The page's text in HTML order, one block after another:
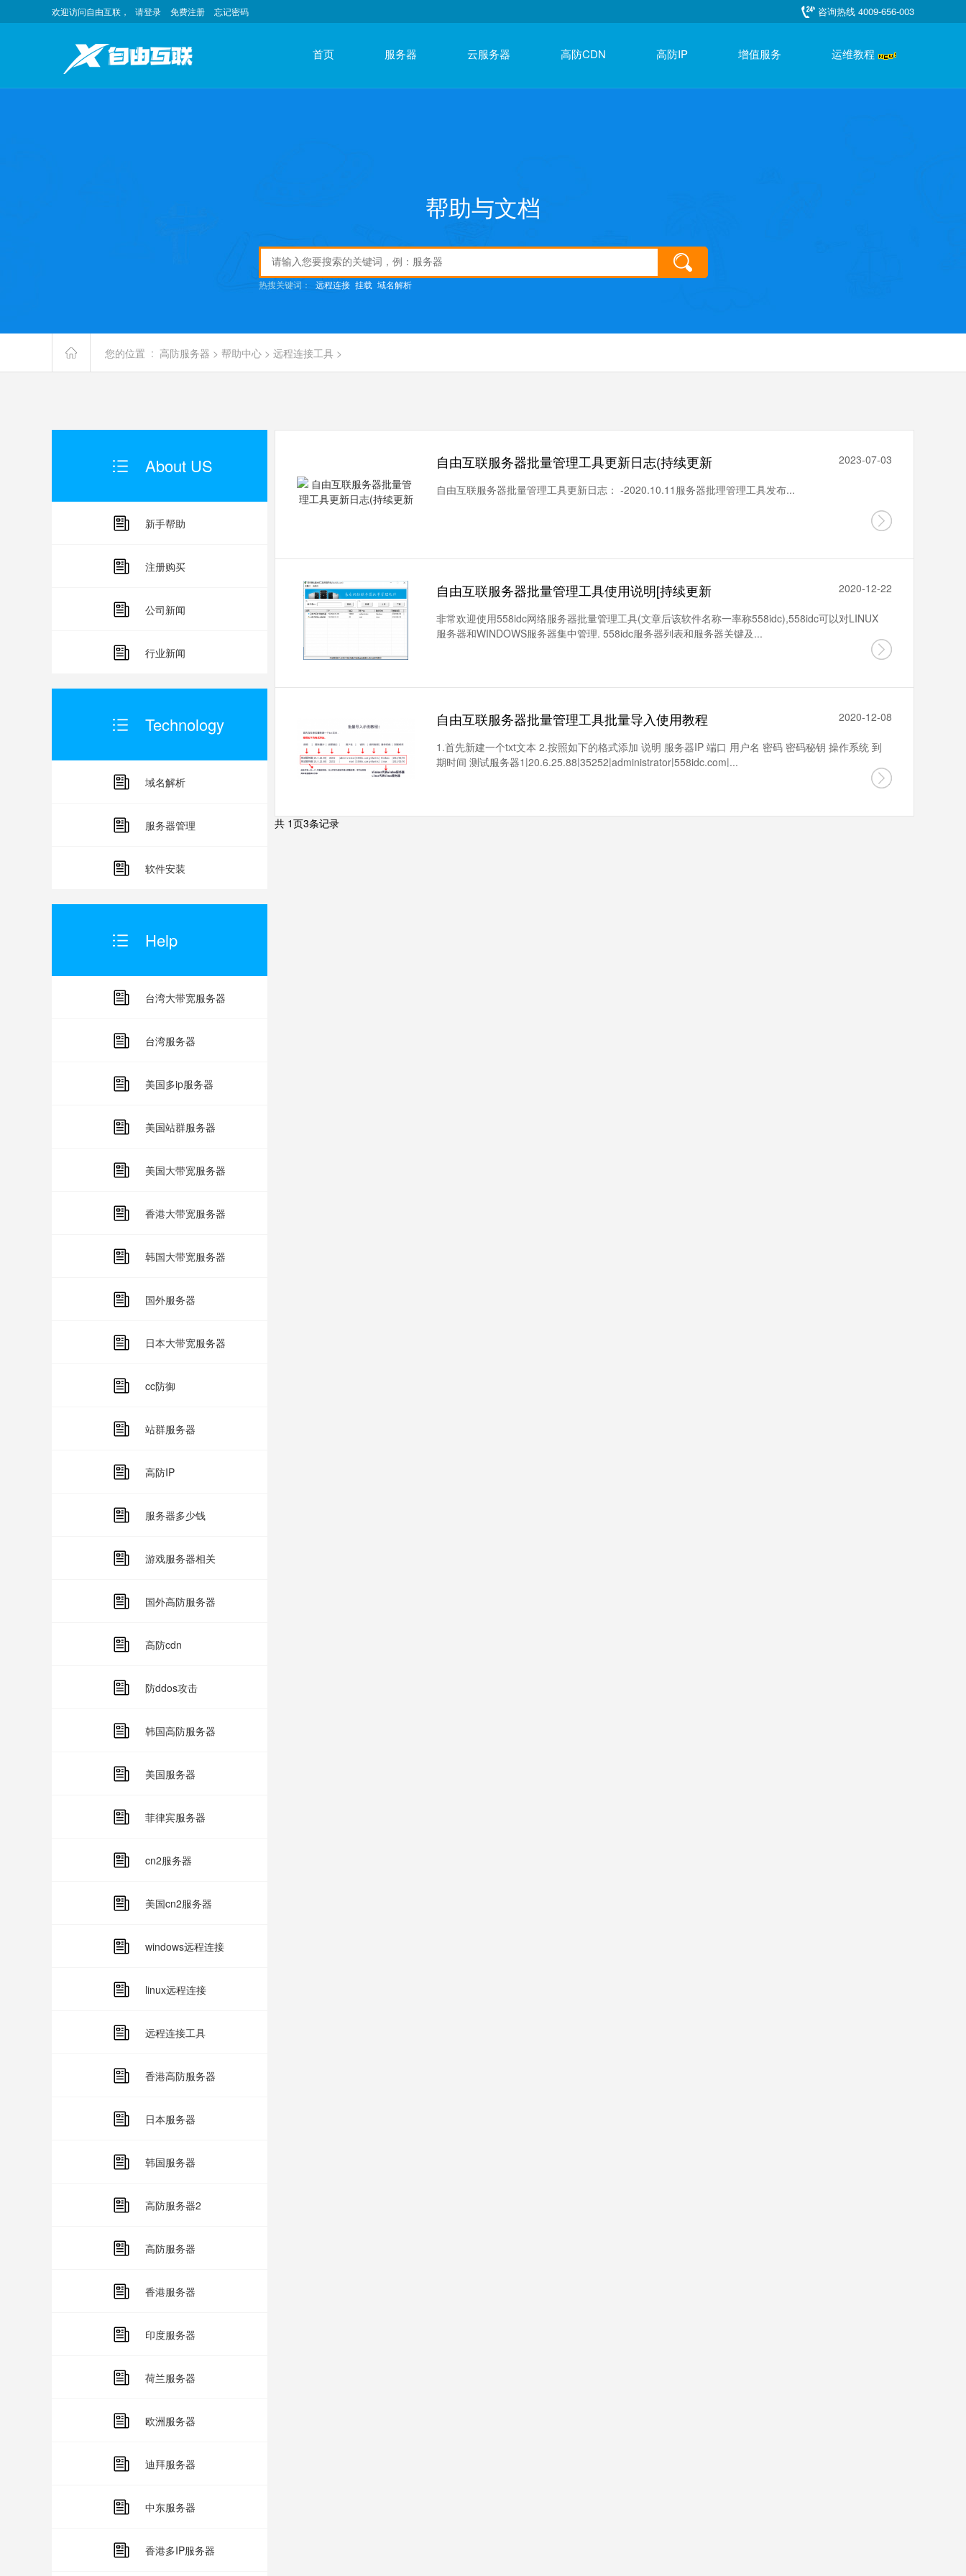
欢迎访问自由互联， 请登录 免费注册 忘记密码 咨询热线 4009-656-003
首页 服务器 云服务器 高防CDN 高防IP 增值服务 运维教程
帮助与文档
热搜关键词： 远程连接 挂载 域名解析
您的位置 : 高防服务器 > 帮助中心 > 远程连接工具 >
About US
新手帮助
注册购买
公司新闻
行业新闻
Technology
域名解析
服务器管理
软件安装
Help
台湾大带宽服务器
台湾服务器
美国多ip服务器
美国站群服务器
美国大带宽服务器
香港大带宽服务器
韩国大带宽服务器
国外服务器
日本大带宽服务器
cc防御
站群服务器
高防IP
服务器多少钱
游戏服务器相关
国外高防服务器
高防cdn
防ddos攻击
韩国高防服务器
美国服务器
菲律宾服务器
cn2服务器
美国cn2服务器
windows远程连接
linux远程连接
远程连接工具
香港高防服务器
日本服务器
韩国服务器
高防服务器2
高防服务器
香港服务器
印度服务器
荷兰服务器
欧洲服务器
迪拜服务器
中东服务器
香港多IP服务器
自由互联服务器批量管理工具更新日志(持续更新 2023-07-03
自由互联服务器批量管理工具更新日志： -2020.10.11服务器批理管理工具发布...
自由互联服务器批量管理工具使用说明[持续更新 2020-12-22
非常欢迎使用558idc网络服务器批量管理工具(文章后该软件名称一率称558idc),558idc可以对LINUX
服务器和WINDOWS服务器集中管理. 558idc服务器列表和服务器关键及...
自由互联服务器批量管理工具批量导入使用教程 2020-12-08
1.首先新建一个txt文本 2.按照如下的格式添加 说明 服务器IP 端口 用户名 密码 密码秘钥 操作系统 到
期时间 测试服务器1|20.6.25.88|35252|administrator|558idc.com|...
共 1页3条记录